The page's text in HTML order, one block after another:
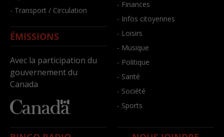
- Transport / Circulation
ÉMISSIONS
Avec la participation du
gouvernement du
Canada
- Finances
- Infos citoyennes
- Loisirs
- Musique
- Politique
- Santé
- Société
- Sports